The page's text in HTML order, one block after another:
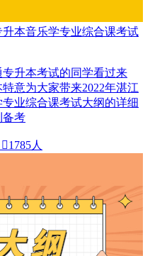
本音乐学专业综合课考试
升本考试的同学看过来
意为大家带来2022年湛江
业综合课考试大纲的详细
备考
1785人